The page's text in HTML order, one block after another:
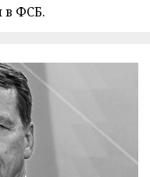
в ФСБ.